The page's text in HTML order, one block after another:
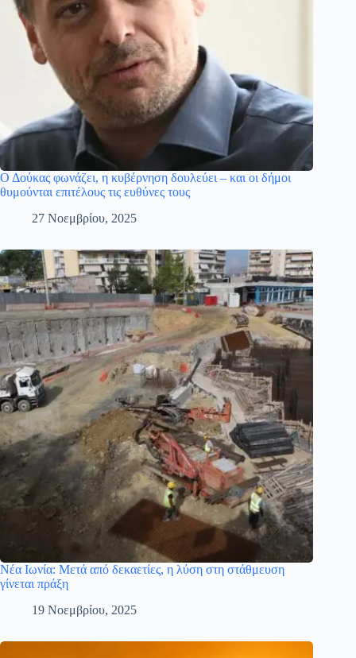
Ο Δούκας φωνάζει, η κυβέρνηση δουλεύει – και οι δήμοι
θυμούνται επιτέλους τις ευθύνες τους
27 Νοεμβρίου, 2025
Νέα Ιωνία: Μετά από δεκαετίες, η λύση στη στάθμευση
γίνεται πράξη
19 Νοεμβρίου, 2025